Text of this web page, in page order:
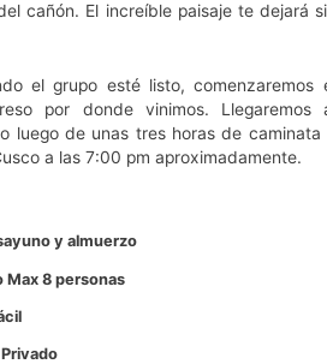
cañón. El increíble paisaje te dejará
el grupo esté listo, comenzaremos
por donde vinimos. Llegaremos
luego de unas tres horas de caminata
a las 7:00 pm aproximadamente.
y almuerzo
Max 8 personas
Privado